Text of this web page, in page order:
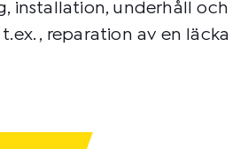
installation, underhåll och
, reparation av en läcka